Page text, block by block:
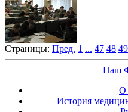
Страницы: Пред. 1 ... 47 48 49
Наш
О
История